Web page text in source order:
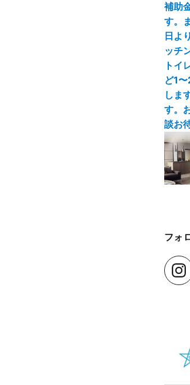
補助
す。
日よ
ッチ
トイ
ど1
しま
す。
談お
フォ